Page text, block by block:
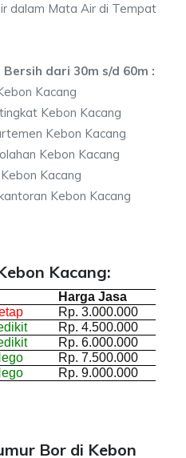
dalam Mata Air di Tempat
dari 30m s/d 60m :
Kacang
Kebon Kacang
Kebon Kacang
Kebon Kacang
Kacang
Kebon Kacang
Kacang:
Harga Jasa
Rp. 3.000.000
Rp. 4.500.000
Rp. 6.000.000
Rp. 7.500.000
Rp. 9.000.000
Bor di Kebon